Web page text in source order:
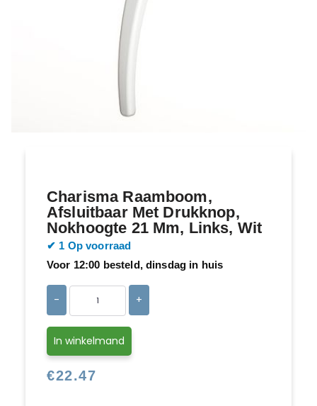
Charisma Raamboom,
Afsluitbaar Met Drukknop,
Nokhoogte 21 Mm, Links, Wit
​​✔ 1 Op voorraad
Voor 12:00 besteld, dinsdag in huis
- +
In winkelmand
€22.47